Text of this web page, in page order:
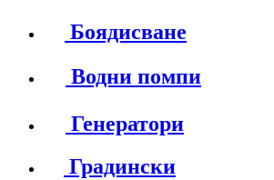
Боядисване
Водни помпи
Генератори
Градински